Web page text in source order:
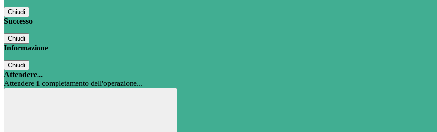
Chiudi
Successo
Chiudi
Informazione
Chiudi
Attendere...
Attendere il completamento dell'operazione...